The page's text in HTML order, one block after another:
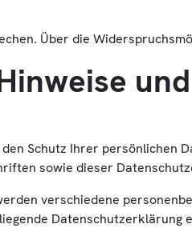
Über die
Schutz Ihrer persönlichen
sowie dieser
verschiedene